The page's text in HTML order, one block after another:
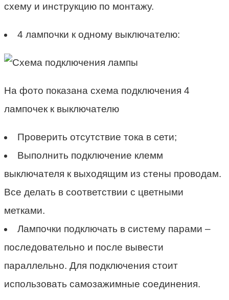
схему и инструкцию по монтажу.
4 лампочки к одному выключателю:
На фото показана схема подключения 4
лампочек к выключателю
Проверить отсутствие тока в сети;
Выполнить подключение клемм
выключателя к выходящим из стены проводам.
Все делать в соответствии с цветными
метками.
Лампочки подключать в систему парами –
последовательно и после вывести
параллельно. Для подключения стоит
использовать самозажимные соединения.